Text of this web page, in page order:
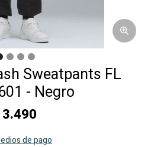
Sweatpants FL
- Negro
3.490
de pago